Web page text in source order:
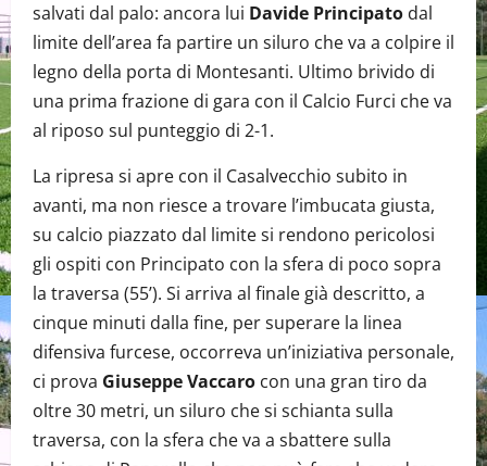
salvati dal palo: ancora lui Davide Principato dal
limite dell’area fa partire un siluro che va a colpire il
legno della porta di Montesanti. Ultimo brivido di
una prima frazione di gara con il Calcio Furci che va
al riposo sul punteggio di 2-1.
La ripresa si apre con il Casalvecchio subito in
avanti, ma non riesce a trovare l’imbucata giusta,
su calcio piazzato dal limite si rendono pericolosi
gli ospiti con Principato con la sfera di poco sopra
la traversa (55’). Si arriva al finale già descritto, a
cinque minuti dalla fine, per superare la linea
difensiva furcese, occorreva un’iniziativa personale,
ci prova Giuseppe Vaccaro con una gran tiro da
oltre 30 metri, un siluro che si schianta sulla
traversa, con la sfera che va a sbattere sulla